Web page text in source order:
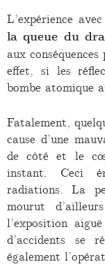
L’expérience
la queue du
aux
effet, si les
bombe atomique
Fatalement,
cause d’une
de côté et le
instant. Ceci
radiations. La
mourut
l’exposition
d’accidents se
également